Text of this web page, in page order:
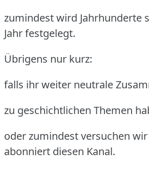
zumindest wird Jahrhunderte
Jahr festgelegt.
Übrigens nur kurz:
falls ihr weiter neutrale
zu geschichtlichen Themen
oder zumindest versuchen
abonniert diesen Kanal.